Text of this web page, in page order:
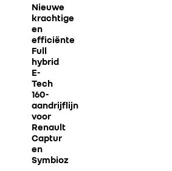
Nieuwe
krachtige
en
efficiënte
Full
hybrid
E-
Tech
160-
aandrijflijn
voor
Renault
Captur
en
Symbioz